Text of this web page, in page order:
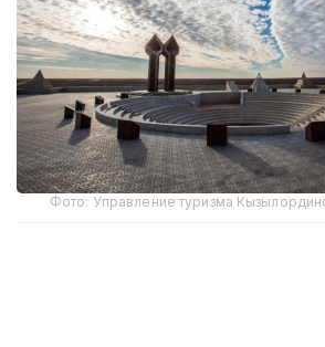
Фото: Управление туризма